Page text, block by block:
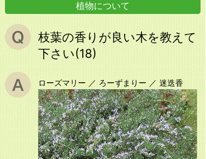
植物について
枝葉の香りが良い木を教えて
下さい(18)
ローズマリー ／ ろーずまりー ／ 迷迭香